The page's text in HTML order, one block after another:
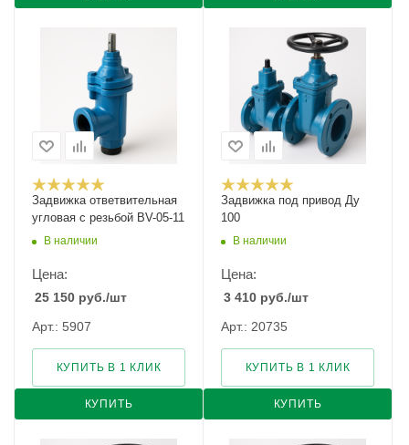
Задвижка ответвительная
угловая с резьбой BV-05-11
В наличии
Цена:
25 150 руб./шт
Арт.: 5907
КУПИТЬ
КУПИТЬ В 1 КЛИК
Задвижка под привод Ду
100
В наличии
Цена:
3 410 руб./шт
Арт.: 20735
КУПИТЬ
КУПИТЬ В 1 КЛИК